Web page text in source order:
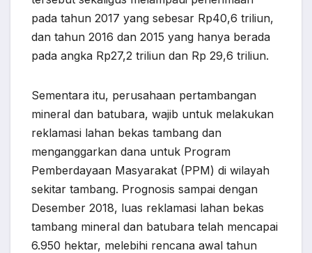
pada tahun 2017 yang sebesar Rp40,6 triliun,
dan tahun 2016 dan 2015 yang hanya berada
pada angka Rp27,2 triliun dan Rp 29,6 triliun.
Sementara itu, perusahaan pertambangan
mineral dan batubara, wajib untuk melakukan
reklamasi lahan bekas tambang dan
menganggarkan dana untuk Program
Pemberdayaan Masyarakat (PPM) di wilayah
sekitar tambang. Prognosis sampai dengan
Desember 2018, luas reklamasi lahan bekas
tambang mineral dan batubara telah mencapai
6.950 hektar, melebihi rencana awal tahun